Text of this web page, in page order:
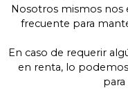
Nosotros mismos nos
frecuente para
En caso de requerir
en renta, lo